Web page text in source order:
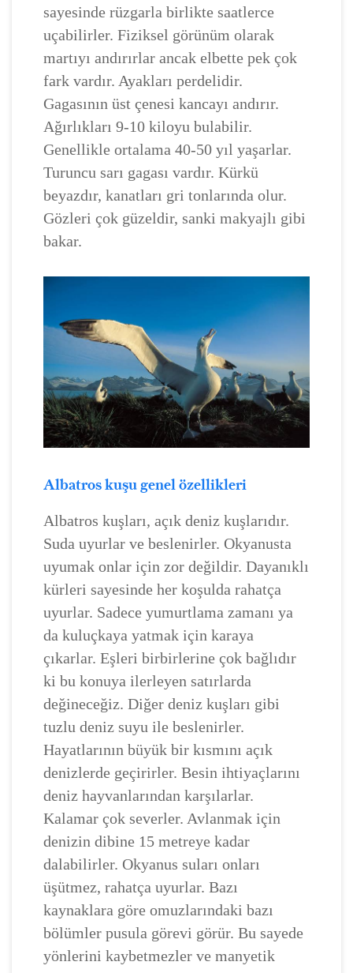
sayesinde rüzgarla birlikte saatlerce
uçabilirler. Fiziksel görünüm olarak
martıyı andırırlar ancak elbette pek çok
fark vardır. Ayakları perdelidir.
Gagasının üst çenesi kancayı andırır.
Ağırlıkları 9-10 kiloyu bulabilir.
Genellikle ortalama 40-50 yıl yaşarlar.
Turuncu sarı gagası vardır. Kürkü
beyazdır, kanatları gri tonlarında olur.
Gözleri çok güzeldir, sanki makyajlı gibi
bakar.
Albatros kuşu genel özellikleri
Albatros kuşları, açık deniz kuşlarıdır.
Suda uyurlar ve beslenirler. Okyanusta
uyumak onlar için zor değildir. Dayanıklı
kürleri sayesinde her koşulda rahatça
uyurlar. Sadece yumurtlama zamanı ya
da kuluçkaya yatmak için karaya
çıkarlar. Eşleri birbirlerine çok bağlıdır
ki bu konuya ilerleyen satırlarda
değineceğiz. Diğer deniz kuşları gibi
tuzlu deniz suyu ile beslenirler.
Hayatlarının büyük bir kısmını açık
denizlerde geçirirler. Besin ihtiyaçlarını
deniz hayvanlarından karşılarlar.
Kalamar çok severler. Avlanmak için
denizin dibine 15 metreye kadar
dalabilirler. Okyanus suları onları
üşütmez, rahatça uyurlar. Bazı
kaynaklara göre omuzlarındaki bazı
bölümler pusula görevi görür. Bu sayede
yönlerini kaybetmezler ve manyetik